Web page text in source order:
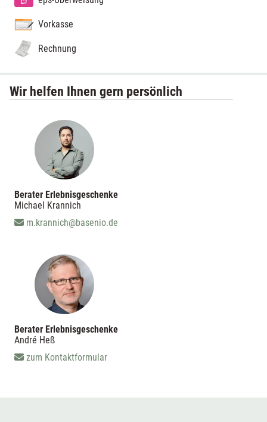
Vorkasse
Rechnung
Wir helfen Ihnen gern persönlich
Berater Erlebnisgeschenke
Michael Krannich
m.krannich@basenio.de
Berater Erlebnisgeschenke
André Heß
zum Kontaktformular